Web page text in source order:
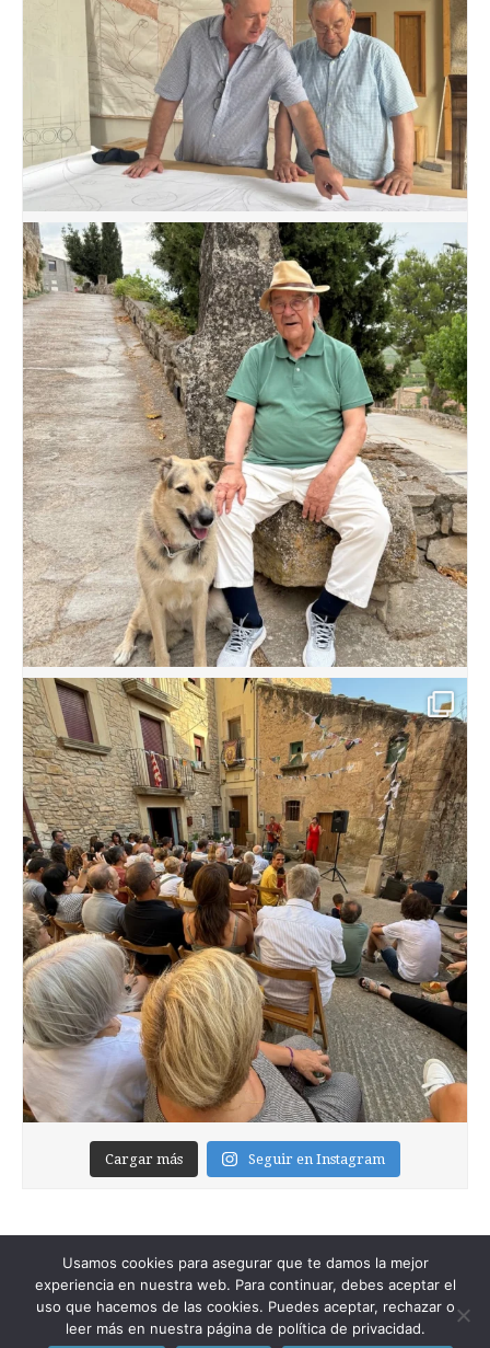
Cargar más Seguir en Instagram
Copyright © 2026 Foixblog . All Rights Reserved.
Usamos cookies para asegurar que te damos la mejor
experiencia en nuestra web. Para continuar, debes aceptar el
uso que hacemos de las cookies. Puedes aceptar, rechazar o
leer más en nuestra página de política de privacidad.